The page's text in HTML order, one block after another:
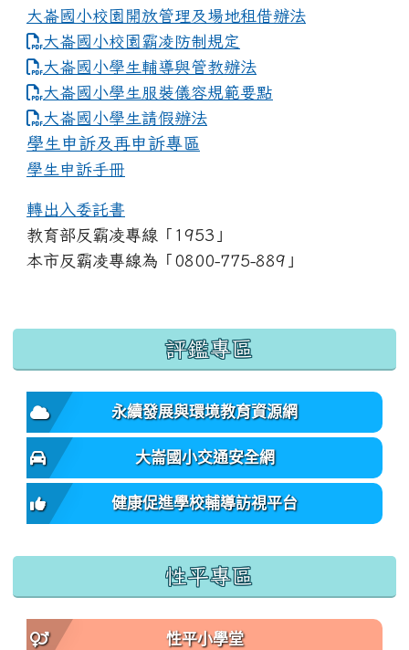
大崙國小校園開放管理及場地租借辦法
大崙國小校園霸凌防制規定
大崙國小學生輔導與管教辦法
大崙國小學生服裝儀容規範要點
link to https://www.dles.tyc.edu.tw/uploads/
大崙國小學生請假辦法
學生申訴及再申訴專區
學生申訴手冊
轉出入委託書
教育部反霸凌專線「1953」
本市反霸凌專線為「0800-775-889」
:::
評鑑專區
永續發展與環境教育資源網
大崙國小交通安全網
健康促進學校輔導訪視平台
性平專區
性平小學堂